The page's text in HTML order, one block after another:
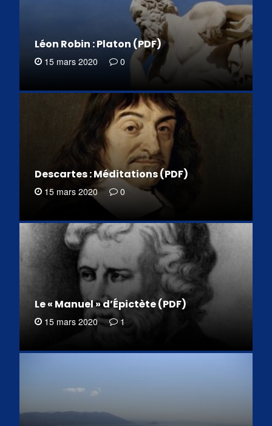
Léon Robin : Platon (PDF)
15 mars 2020 0
Descartes : Méditations (PDF)
15 mars 2020 0
Le « Manuel » d’Épictète (PDF)
15 mars 2020 1